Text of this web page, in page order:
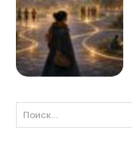
Поиск...